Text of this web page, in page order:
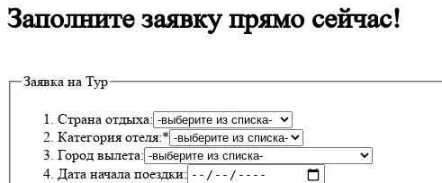
Заполните заявку прямо сейчас!
Заявка на Тур
Страна отдыха:
Категория отеля:*
Город вылета:
Дата начала поездки: